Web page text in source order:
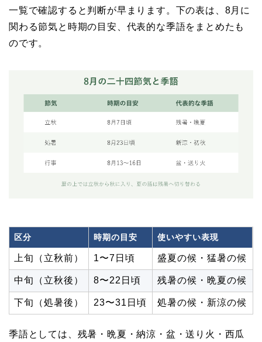
一覧で確認すると判断が早まります。下の表は、8月に
関わる節気と時期の目安、代表的な季語をまとめたも
のです。
区分 時期の目安 使いやすい表現
上旬（立秋前） 1〜7日頃 盛夏の候・猛暑の候
中旬（立秋後） 8〜22日頃 残暑の候・晩夏の候
下旬（処暑後） 23〜31日頃 処暑の候・新涼の候
季語としては、残暑・晩夏・納涼・盆・送り火・西瓜